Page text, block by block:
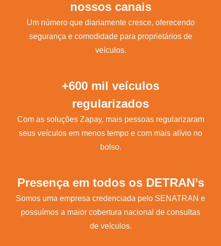
nossos canais
Um número que diariamente cresce, oferecendo
segurança e comodidade para proprietários de
veículos.
+600 mil veículos
regularizados
Com as soluções Zapay, mais pessoas regularizaram
seus veículos em menos tempo e com mais alívio no
bolso.
Presença em todos os DETRAN’s
Somos uma empresa credenciada pelo SENATRAN e
possuímos a maior cobertura nacional de consultas
de veículos.